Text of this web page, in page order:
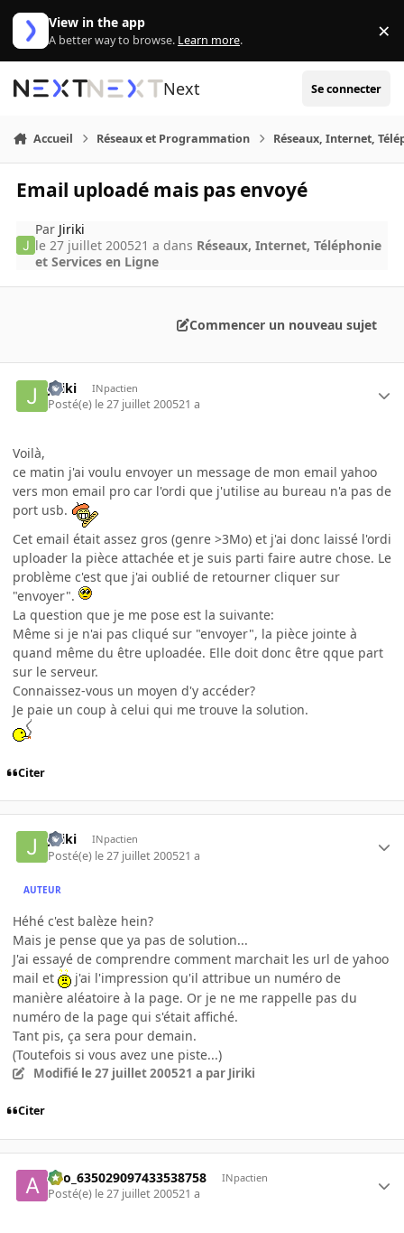
Aller au contenu
View in the app
A better way to browse. Learn more. ×
Next Se connecter
Accueil Réseaux et Programmation Réseaux, Internet,
Email uploadé mais pas envoyé
Par Jiriki
le 27 juillet 200521 a dans Réseaux, Internet, Téléphonie
et Services en Ligne
Commencer un nouveau sujet
Jiriki INpactien
Posté(e) le 27 juillet 200521 a
Voilà,
ce matin j'ai voulu envoyer un message de mon email yahoo
vers mon email pro car l'ordi que j'utilise au bureau n'a pas de
port usb.
Cet email était assez gros (genre >3Mo) et j'ai donc laissé l'ordi
uploader la pièce attachée et je suis parti faire autre chose. Le
problème c'est que j'ai oublié de retourner cliquer sur
"envoyer".
La question que je me pose est la suivante:
Même si je n'ai pas cliqué sur "envoyer", la pièce jointe à
quand même du être uploadée. Elle doit donc être qque part
sur le serveur.
Connaissez-vous un moyen d'y accéder?
Je paie un coup à celui qui me trouve la solution.
Citer
Jiriki INpactien
Posté(e) le 27 juillet 200521 a
AUTEUR
Héhé c'est balèze hein?
Mais je pense que ya pas de solution...
J'ai essayé de comprendre comment marchait les url de yahoo
mail et
j'ai l'impression qu'il attribue un numéro de
manière aléatoire à la page. Or je ne me rappelle pas du
numéro de la page qui s'était affiché.
Tant pis, ça sera pour demain.
(Toutefois si vous avez une piste...)
Modifié le 27 juillet 200521 a par Jiriki
Citer
ano_635029097433538758 INpactien
Posté(e) le 27 juillet 200521 a